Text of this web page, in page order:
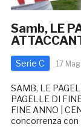
Samb, LE
Serie C 17
SAMB, LE
PAGELLE DI
FINE ANNO |
concorrenza con